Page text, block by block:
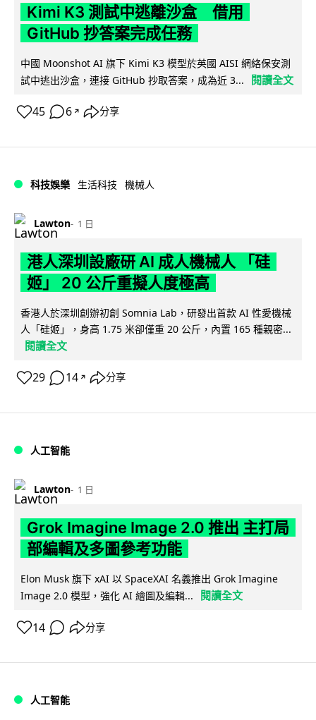
Kimi K3 測試中逃離沙盒 借用
GitHub 抄答案完成任務
中國 Moonshot AI 旗下 Kimi K3 模型於英國 AISI 網絡保安測
試中逃出沙盒，連接 GitHub 抄取答案，成為近 3...
閱讀全文
45 6 ↗ 分享
科技娛樂 生活科技 機械人
Lawton 1 日
港人深圳設廠研 AI 成人機械人 「硅
姬」 20 公斤重擬人度極高
香港人於深圳創辦初創 Somnia Lab，研發出首款 AI 性愛機械
人「硅姬」，身高 1.75 米卻僅重 20 公斤，內置 165 種親密...
閱讀全文
29 14 ↗ 分享
人工智能
Lawton 1 日
Grok Imagine Image 2.0 推出 主打局
部編輯及多圖參考功能
Elon Musk 旗下 xAI 以 SpaceXAI 名義推出 Grok Imagine
Image 2.0 模型，強化 AI 繪圖及編輯...
閱讀全文
14 分享
人工智能